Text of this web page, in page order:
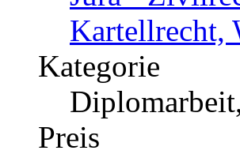
Katalognummer
225830
Autor